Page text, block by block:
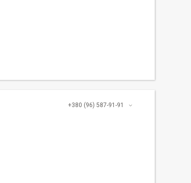
+380 (96) 587-91-91